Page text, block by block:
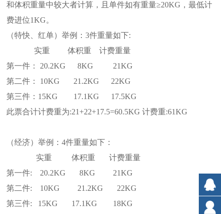
和体积重量中较大者计算，且单件如有重量≥20KG，最低计
费进位1KG。
（特快、红单）举例：3件重量如下:
实重 体积重 计费重量
第一件： 20.2KG 8KG 21KG
第二件： 10KG 21.2KG 22KG
第三件：15KG 17.1KG 17.5KG
此票合计计费重为:21+22+17.5=60.5KG 计费重:61KG
（经济）举例：4件重量如下：
实重 体积重 计费重量
第一件: 20.2KG 8KG 21KG
第二件: 10KG 21.2KG 22KG
第三件: 15KG 17.1KG 18KG